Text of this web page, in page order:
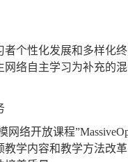
者个性化发展和多样化
络自主学习为补充的
网络开放课程